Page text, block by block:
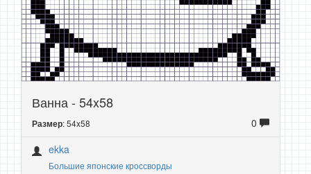
Ванна - 54x58
Размер: 54x58
0
ekka
Большие японские кроссворды